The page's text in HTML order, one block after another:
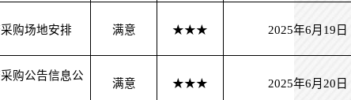
购场地安排 满意 ★★★ 2025年6月19日
购公告信息公
满意 ★★★ 2025年6月20日